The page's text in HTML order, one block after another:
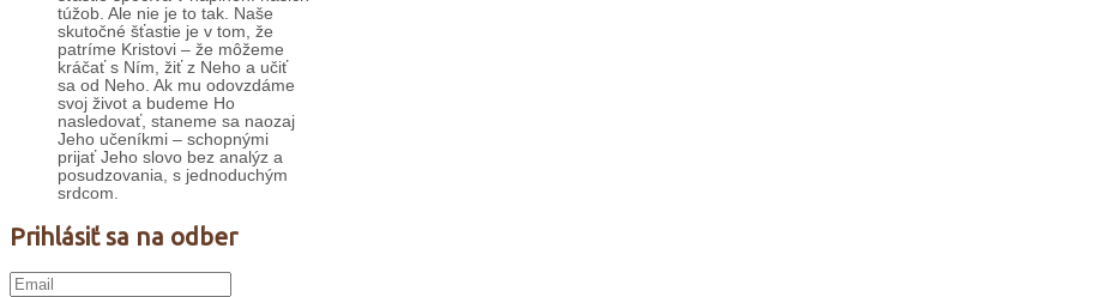
túžob. Ale nie je to tak. Naše
skutočné šťastie je v tom, že
patríme Kristovi – že môžeme
kráčať s Ním, žiť z Neho a učiť
sa od Neho. Ak mu odovzdáme
svoj život a budeme Ho
nasledovať, staneme sa naozaj
Jeho učeníkmi – schopnými
prijať Jeho slovo bez analýz a
posudzovania, s jednoduchým
srdcom.
Prihlásiť sa na odber